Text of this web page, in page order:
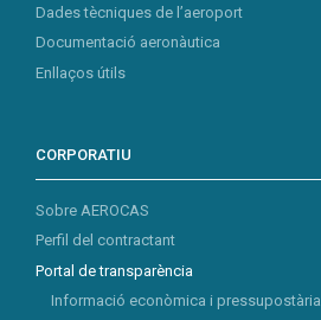
Dades tècniques de l’aeroport
Documentació aeronàutica
Enllaços útils
CORPORATIU
Sobre AEROCAS
Perfil del contractant
Portal de transparència
Informació econòmica i pressupostària